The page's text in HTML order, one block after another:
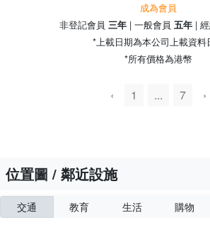
成為會員
非登記會員 三年| 一般會員 五年| 經
*上載日期為本公司上載資料
*所有價格為港幣
‹ 1 ... 7 ›
位置圖 / 鄰近設施
交通 教育 生活 購物
500m